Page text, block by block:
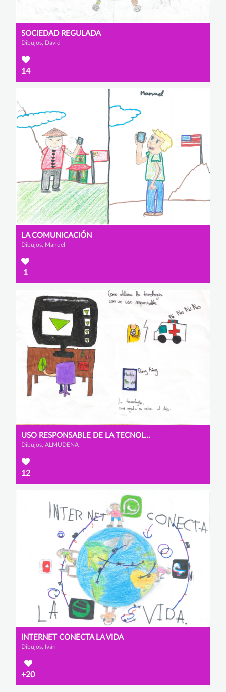
SOCIEDAD REGULADA
Dibujos, David
14
LA COMUNICACIÓN
Dibujos, Manuel
1
USO RESPONSABLE DE LA TECNOLOGÍA
Dibujos, ALMUDENA
12
INTERNET CONECTA LA VIDA
Dibujos, Iván
+20